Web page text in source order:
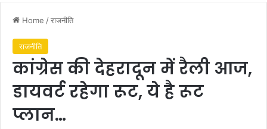
Home /राजनीति
राजनीति
कांग्रेस की देहरादून में रैली आज,
डायवर्ट रहेगा रूट, ये है रूट
प्लान…